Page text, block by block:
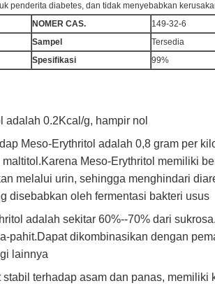
penderita diabetes, dan tidak menyebabkan
NOMER CAS.
149-32-6
Sampel
Tersedia
Spesifikasi 99%
0.2Kcal/g, hampir nol
Meso-Erythritol adalah 0,8 gram per
Meso-Erythritol memiliki
melalui urin, sehingga menghindari
disebabkan oleh fermentasi bakteri usus
adalah sekitar 60%--70% dari
pahit.Dapat dikombinasikan dengan
lainnya
terhadap asam dan panas, memiliki